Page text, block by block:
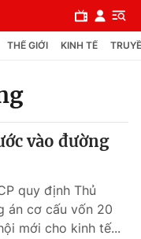
THẾ GIỚI KINH TẾ
vào đường
quy định Thủ
án cơ cấu vốn 20
mới cho kinh tế...